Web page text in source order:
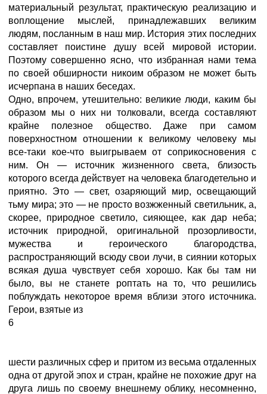
материальный результат, практическую реализацию и
воплощение мыслей, принадлежавших великим
людям, посланным в наш мир. История этих последних
составляет поистине душу всей мировой истории.
Поэтому совершенно ясно, что избранная нами тема
по своей обширности никоим образом не может быть
исчерпана в наших беседах.
Одно, впрочем, утешительно: великие люди, каким бы
образом мы о них ни толковали, всегда составляют
крайне полезное общество. Даже при самом
поверхностном отношении к великому человеку мы
все-таки кое-что выигрываем от соприкосновения с
ним. Он — источник жизненного света, близость
которого всегда действует на человека благодетельно и
приятно. Это — свет, озаряющий мир, освещающий
тьму мира; это — не просто возжженный светильник, а,
скорее, природное светило, сияющее, как дар неба;
источник природной, оригинальной прозорливости,
мужества и героического благородства,
распространяющий всюду свои лучи, в сиянии которых
всякая душа чувствует себя хорошо. Как бы там ни
было, вы не станете роптать на то, что решились
поблуждать некоторое время вблизи этого источника.
Герои, взятые из
6
шести различных сфер и притом из весьма отдаленных
одна от другой эпох и стран, крайне не похожие друг на
друга лишь по своему внешнему облику, несомненно,